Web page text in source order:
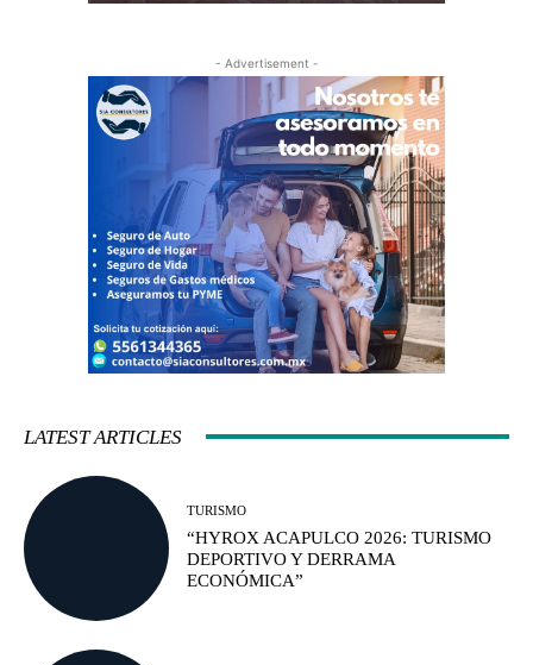
- Advertisement -
LATEST ARTICLES
TURISMO
“HYROX ACAPULCO 2026: TURISMO
DEPORTIVO Y DERRAMA
ECONÓMICA”